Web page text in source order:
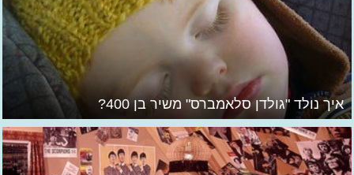
איך נולד "גולדן סלאמברס" משיר בן 400?